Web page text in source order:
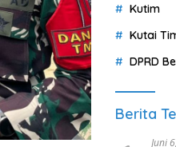
Kutim
Kutai
DPRD
Berita
Juni